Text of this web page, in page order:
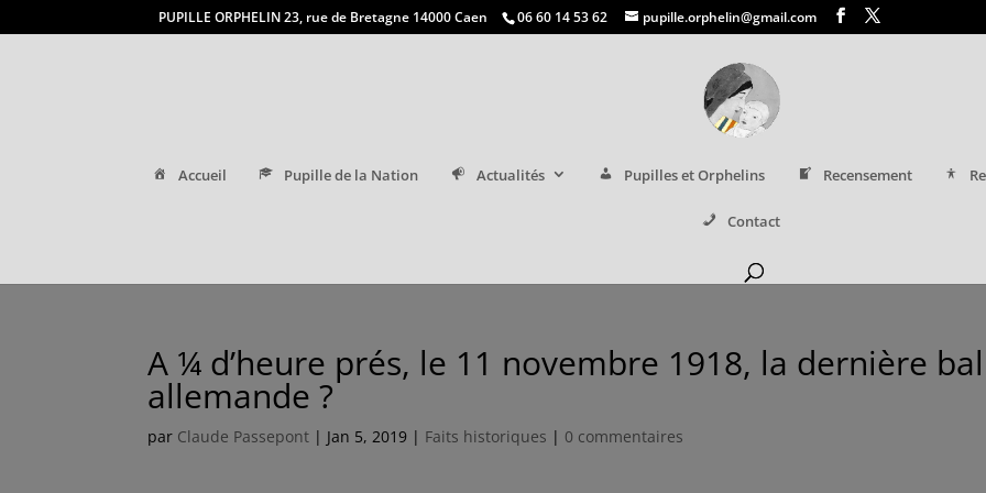
PUPILLE ORPHELIN 23, rue de Bretagne 14000 Caen 06 60 14 53 62 pupille.orphelin@gmail.com
Accueil Pupille de la Nation Actualités Pupilles et Orphelins Recensement
Contact
A ¼ d’heure prés, le 11 novembre 1918, la dernière
allemande ?
par Claude Passepont | Jan 5, 2019 | Faits historiques | 0 commentaires